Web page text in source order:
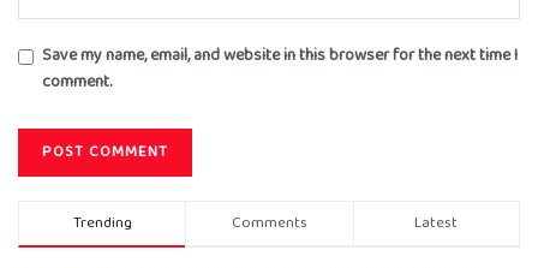
Save my name, email, and website in this browser for the next time I
comment.
Trending Comments Latest